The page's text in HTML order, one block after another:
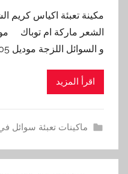
مكينة تعبئة اكياس كريم
الشعر ماركة ام توباك
و السوائل اللزجة موديل 505
اقرأ المزيد
ماكينات تعبئة سوائل